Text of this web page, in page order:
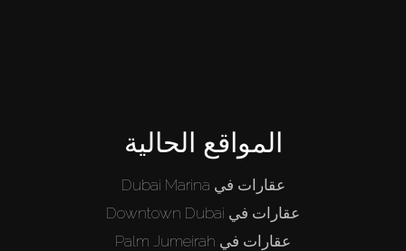
المواقع الحالية
عقارات في Dubai Marina
عقارات في Downtown Dubai
عقارات في Palm Jumeirah